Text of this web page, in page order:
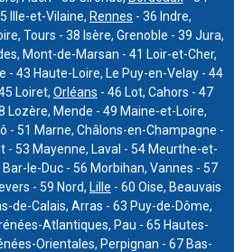
Ille-et-Vilaine, Rennes - 36 Indre,
Tours - 38 Isère, Grenoble - 39 Jura,
Mont-de-Marsan - 41 Loir-et-Cher,
- 43 Haute-Loire, Le Puy-en-Velay - 44
Loiret, Orléans - 46 Lot, Cahors - 47
Lozère, Mende - 49 Maine-et-Loire,
- 51 Marne, Châlons-en-Champagne -
- 53 Mayenne, Laval - 54 Meurthe-et-
le-Duc - 56 Morbihan, Vannes - 57
- 59 Nord, Lille - 60 Oise, Beauvais
de-Calais, Arras - 63 Puy-de-Dôme,
Atlantiques, Pau - 65 Hautes-
Orientales, Perpignan - 67 Bas-